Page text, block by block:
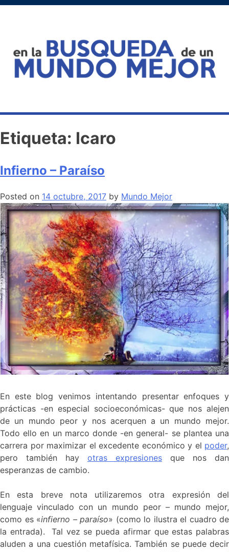
Etiqueta: Icaro
Infierno – Paraíso
Posted on 14 octubre, 2017 by Mundo Mejor
En este blog venimos intentando presentar enfoques y
prácticas -en especial socioeconómicas- que nos alejen
de un mundo peor y nos acerquen a un mundo mejor.
Todo ello en un marco donde -en general- se plantea una
carrera por maximizar el excedente económico y el poder,
pero también hay otras expresiones que nos dan
esperanzas de cambio.
En esta breve nota utilizaremos otra expresión del
lenguaje vinculado con un mundo peor – mundo mejor,
como es «infierno – paraíso» (como lo ilustra el cuadro de
la entrada). Tal vez se pueda afirmar que estas palabras
aluden a una cuestión metafísica. También se puede decir